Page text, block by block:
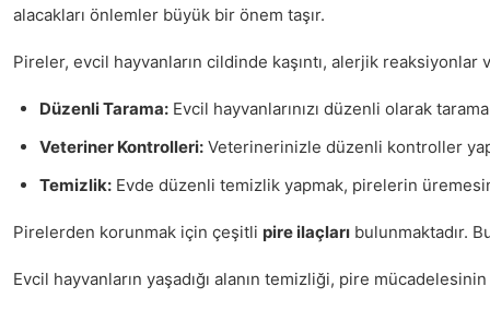
alacakları önlemler büyük bir önem taşır.
Pireler, evcil hayvanların cildinde kaşıntı, alerjik
Düzenli Tarama: Evcil hayvanlarınızı düzenli olarak
Veteriner Kontrolleri: Veterinerinizle düzenli kontroller
Temizlik: Evde düzenli temizlik yapmak, pirelerin
Pirelerden korunmak için çeşitli pire ilaçları bulunmaktadır.
Evcil hayvanların yaşadığı alanın temizliği, pire